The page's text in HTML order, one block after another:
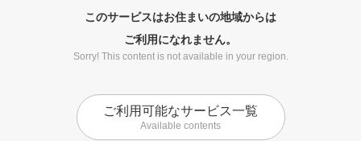
このサービスはお住まいの地域からは
ご利用になれません。
Sorry! This content is not available in your region.
ご利用可能なサービス一覧
Available contents